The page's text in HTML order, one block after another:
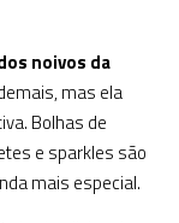
noivos da
mas ela
Bolhas de
e sparkles são
mais especial.